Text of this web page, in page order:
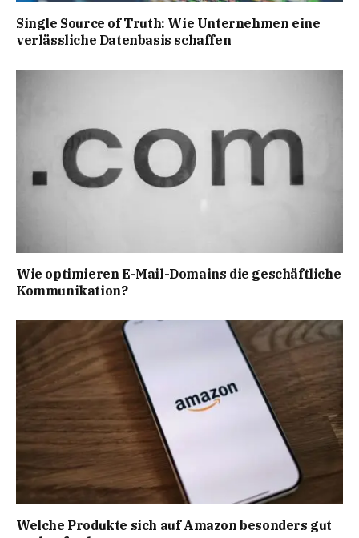
Single Source of Truth: Wie Unternehmen eine
verlässliche Datenbasis schaffen
Wie optimieren E-Mail-Domains die geschäftliche
Kommunikation?
Welche Produkte sich auf Amazon besonders gut